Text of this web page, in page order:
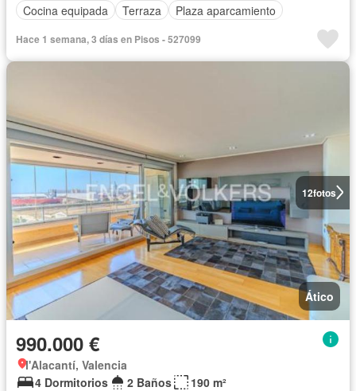
Cocina equipada
Terraza Plaza aparcamiento
Hace 1 semana, 3 días en Pisos - 527099
12fotos
Ático
990.000 €
l'Alacantí, Valencia
4 Dormitorios
2 Baños
190 m²